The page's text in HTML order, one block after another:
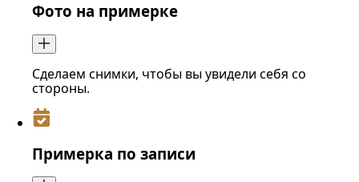
Фото на примерке
Сделаем снимки, чтобы вы увидели себя со
стороны.
Примерка по записи